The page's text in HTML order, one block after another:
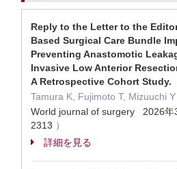
Reply to the Letter to the
Based Surgical Care Bundle
Preventing Anastomotic
Invasive Low Anterior
A Retrospective Cohort Study.
Tamura K, Fujimoto T, Mizuuchi Y
World journal of surgery 2026
2313 ）
詳細を見る